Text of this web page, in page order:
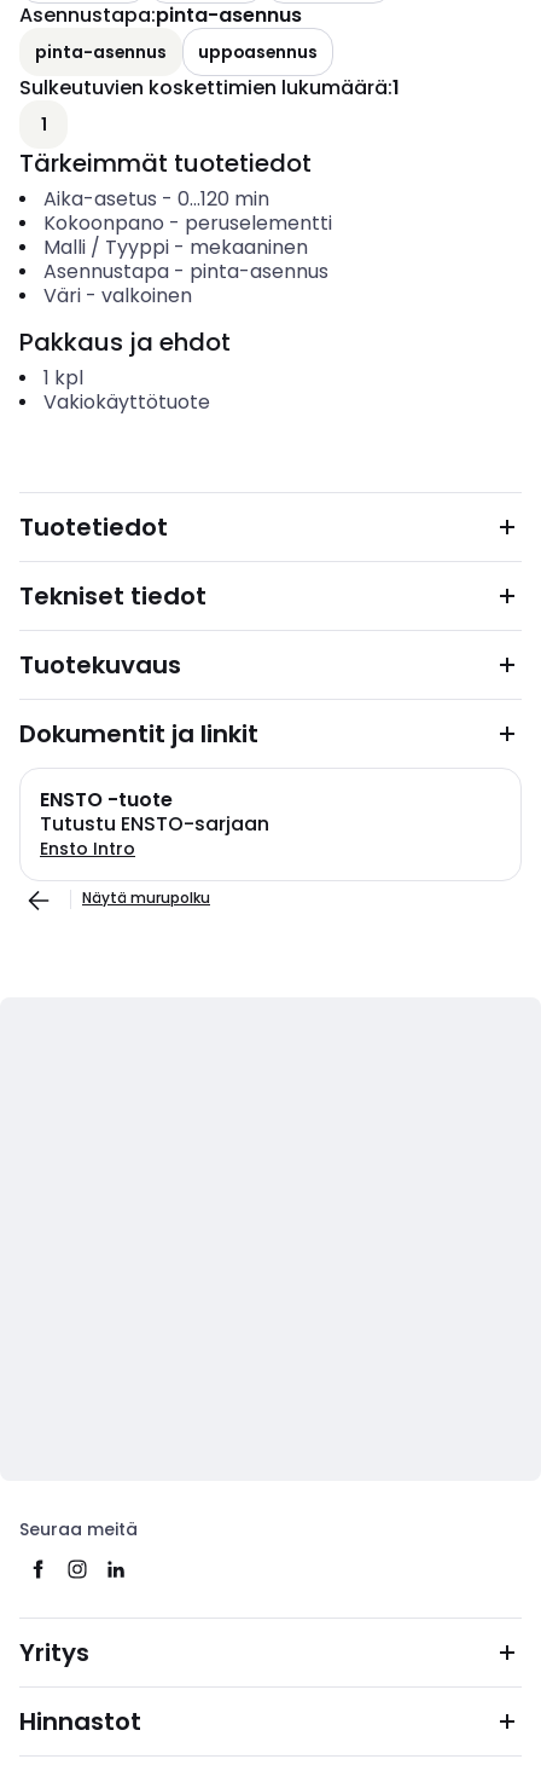
Asennustapa:pinta-asennus
pinta-asennus uppoasennus
Sulkeutuvien koskettimien lukumäärä:1
1
Tärkeimmät tuotetiedot
Aika-asetus - 0...120 min
Kokoonpano - peruselementti
Malli / Tyyppi- mekaaninen
Asennustapa- pinta-asennus
Väri- valkoinen
Pakkaus ja ehdot
1 kpl
Vakiokäyttötuote
Tuotetiedot
Tekniset tiedot
Tuotekuvaus
Dokumentit ja linkit
ENSTO -tuote
Tutustu ENSTO-sarjaan
Ensto Intro
Näytä murupolku
Seuraa meitä
Yritys
Hinnastot